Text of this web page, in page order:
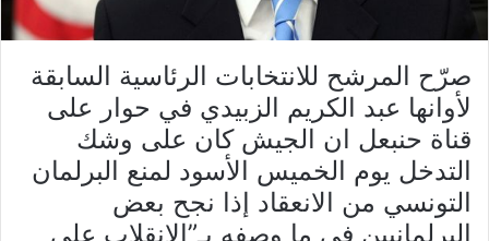
صرّح المرشح للانتخابات الرئاسية السابقة
لأوانها عبد الكريم الزبيدي في حوار على
قناة حنبعل ان الجيش كان على وشك
التدخل يوم الخميس الأسود لمنع البرلمان
التونسي من الانعقاد إذا نجح بعض
البرلمانيين في ما وصفه بـ”الانقلاب على